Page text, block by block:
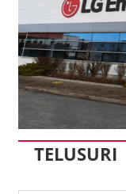
TELUSURI